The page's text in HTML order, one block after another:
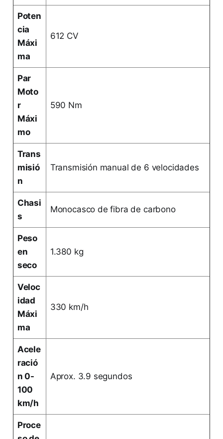
Poten
cia
Máxi
ma
612 CV
Par
Moto
r
Máxi
mo
590 Nm
Trans
misió
n
Transmisión manual de 6 velocidades
Chasi
s
Monocasco de fibra de carbono
Peso
en
seco
1.380 kg
Veloc
idad
Máxi
ma
330 km/h
Acele
ració
n 0-
100
km/h
Aprox. 3.9 segundos
Proce